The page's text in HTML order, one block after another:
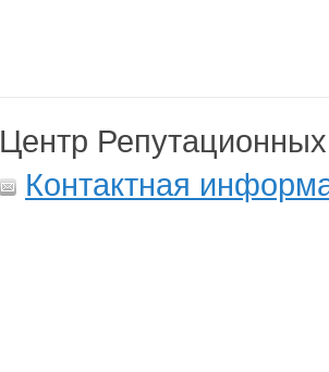
Центр
Контактная